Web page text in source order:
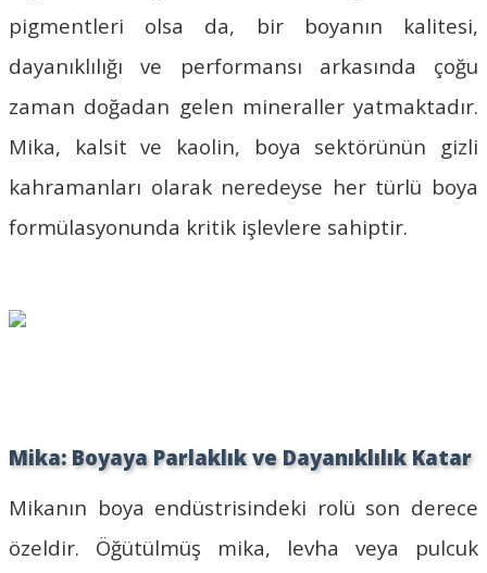
pigmentleri olsa da, bir boyanın kalitesi,
dayanıklılığı ve performansı arkasında çoğu
zaman doğadan gelen mineraller yatmaktadır.
Mika, kalsit ve kaolin, boya sektörünün gizli
kahramanları olarak neredeyse her türlü boya
formülasyonunda kritik işlevlere sahiptir.
Mika: Boyaya Parlaklık ve Dayanıklılık Katar
Mikanın boya endüstrisindeki rolü son derece
özeldir. Öğütülmüş mika, levha veya pulcuk